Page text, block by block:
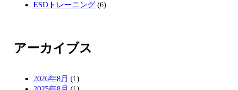
ESDトレーニング (6)
アーカイブス
2026年8月 (1)